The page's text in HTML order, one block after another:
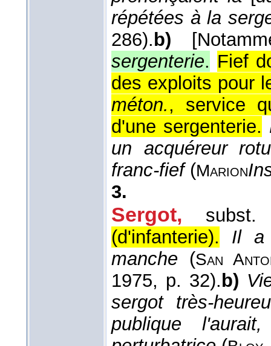
répétées à la
286).b)
sergenterie. Fief
des exploits pour
méton., service
d'une sergenterie.
un acquéreur
franc-fief(Marion
3.
Sergot,
subst.
(d'infanterie).
Il a
manche (San
1975, p. 32).b)
sergot très-
publique